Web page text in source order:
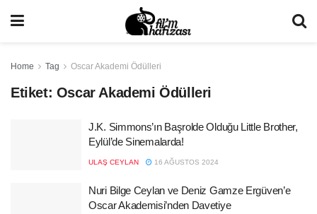
Home Tag Oscar Akademi Ödülleri
Etiket: Oscar Akademi Ödülleri
J.K. Simmons’ın Başrolde Olduğu Little Brother,
Eylül’de Sinemalarda!
ULAŞ CEYLAN 16 AĞUSTOS 2024
Nuri Bilge Ceylan ve Deniz Gamze Ergüven’e
Oscar Akademisi’nden Davetiye